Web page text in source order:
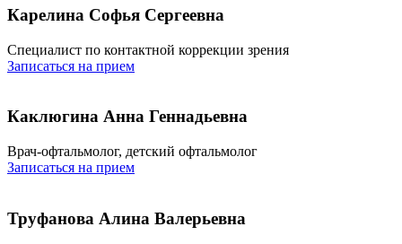
Карелина Софья Сергеевна
Специалист по контактной коррекции зрения
Записаться на прием
Каклюгина Анна Геннадьевна
Врач-офтальмолог, детский офтальмолог
Записаться на прием
Труфанова Алина Валерьевна